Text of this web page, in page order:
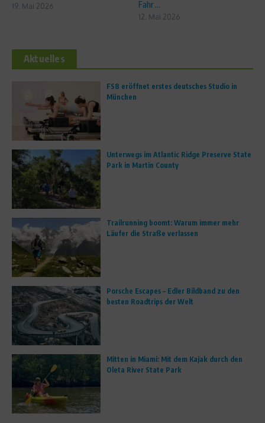
19. Mai 2026
Fahr ...
12. Mai 2026
Aktuelles
FS8 eröffnet erstes deutsches Studio in
München
Unterwegs im Atlantic Ridge Preserve State
Park in Martin County
Trailrunning boomt: Warum immer mehr
Läufer die Straße verlassen
Porsche Escapes – Edler Bildband zu den
besten Roadtrips der Welt
Mitten in Miami: Mit dem Kajak durch den
Oleta River State Park